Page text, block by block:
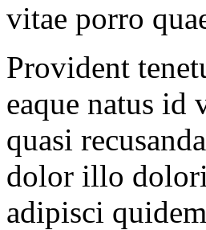
vitae porro
Provident
eaque natus id
quasi
dolor illo
adipisci